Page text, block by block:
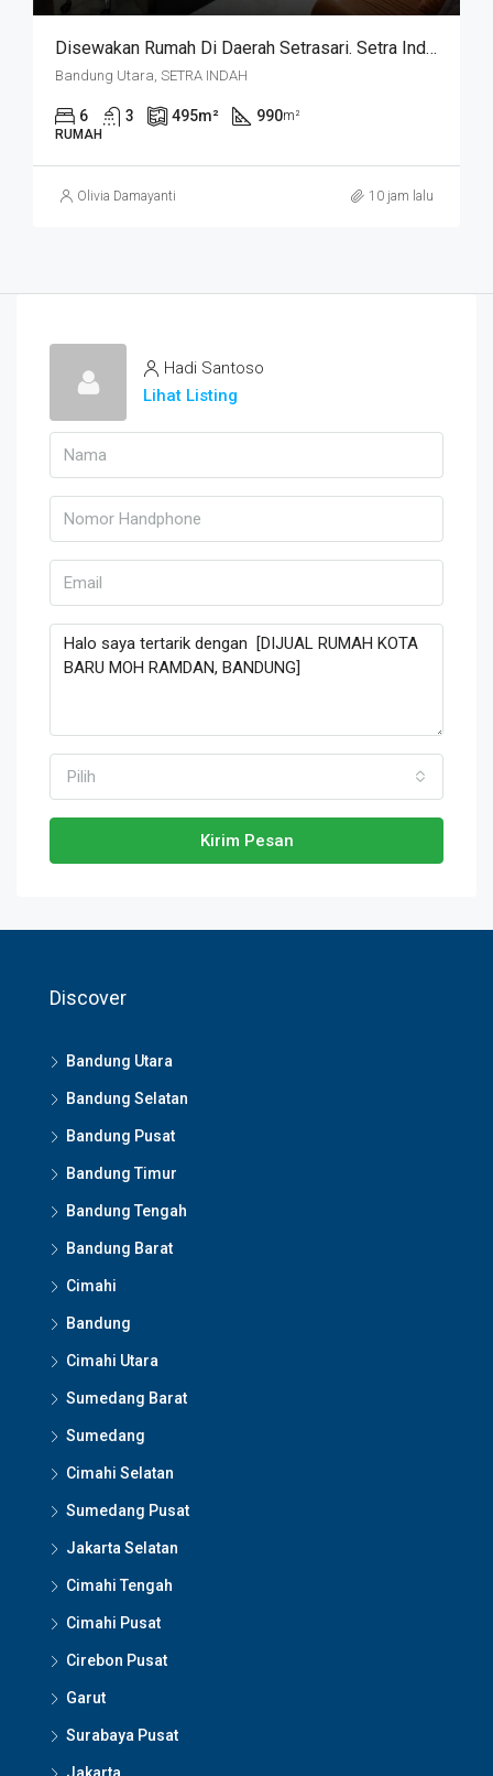
Disewakan Rumah Di Daerah Setrasari. Setra Indah
Bandung Utara, SETRA INDAH
6 3 495m² 990m²
RUMAH
Olivia Damayanti 10 jam lalu
Hadi Santoso
Lihat Listing
Pilih
Kirim Pesan
Discover
Bandung Utara
Bandung Selatan
Bandung Pusat
Bandung Timur
Bandung Tengah
Bandung Barat
Cimahi
Bandung
Cimahi Utara
Sumedang Barat
Sumedang
Cimahi Selatan
Sumedang Pusat
Jakarta Selatan
Cimahi Tengah
Cimahi Pusat
Cirebon Pusat
Garut
Surabaya Pusat
Jakarta